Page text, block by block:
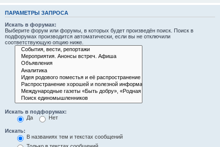
ПАРАМЕТРЫ ЗАПРОСА
Искать в форумах:
Выберите форум или форумы, в которых будет произведён поиск. Поиск в
подфорумах производится автоматически, если вы не отключили
соответствующую опцию ниже.
Искать в подфорумах:
Да
Нет
Искать:
В названиях тем и текстах сообщений